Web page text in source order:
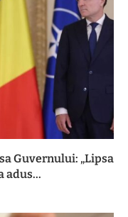
Guvernului: „Lipsa
adus...